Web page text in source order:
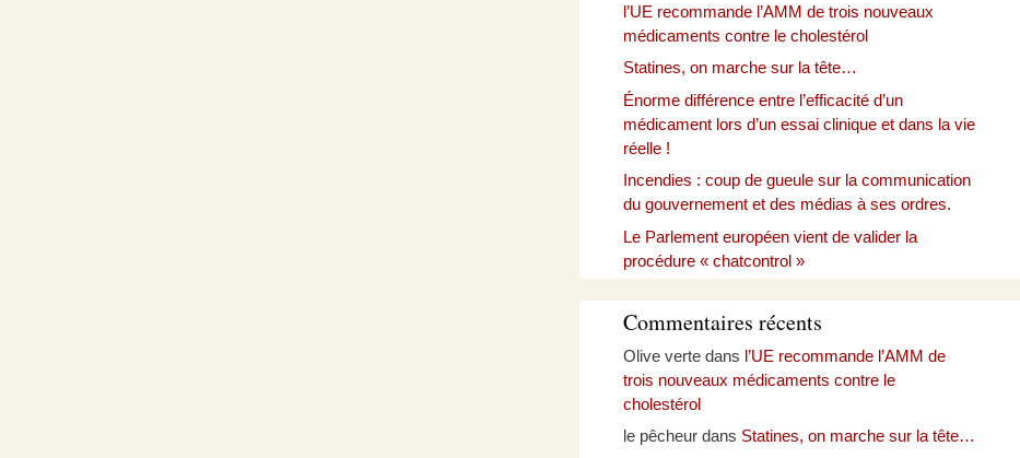
l’UE recommande l’AMM de trois nouveaux
médicaments contre le cholestérol
Statines, on marche sur la tête…
Énorme différence entre l’efficacité d’un
médicament lors d’un essai clinique et dans la vie
réelle !
Incendies : coup de gueule sur la communication
du gouvernement et des médias à ses ordres.
Le Parlement européen vient de valider la
procédure « chatcontrol »
Commentaires récents
Olive vertedans l’UE recommande l’AMM de
trois nouveaux médicaments contre le
cholestérol
le pêcheurdans Statines, on marche sur la tête…